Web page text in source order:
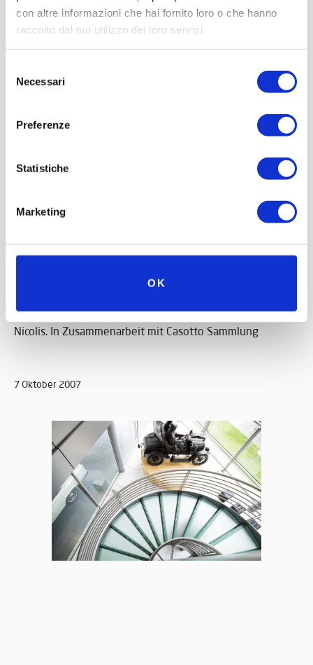
con altre informazioni che hai fornito loro o che hanno
raccolto dal tuo utilizzo dei loro servizi.
delNecessari
Preferenze
Statistiche
Marketing
OK
HAUTE COUTURE im Museo Nicolis
Vintage Kleidungen Ausstellung und Oldtimer im Museo
Nicolis. In Zusammenarbeit mit Casotto Sammlung
7 Oktober 2007